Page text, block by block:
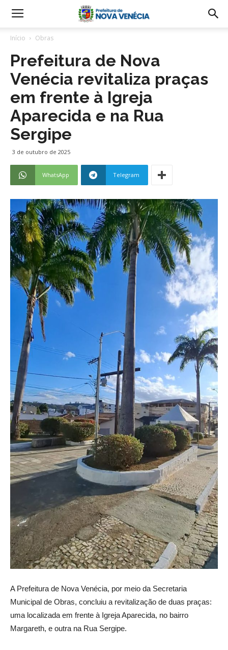
Início Obras
Prefeitura de Nova
Venécia revitaliza praças
em frente à Igreja
Aparecida e na Rua
Sergipe
3 de outubro de 2025
WhatsApp Telegram
A Prefeitura de Nova Venécia, por meio da Secretaria
Municipal de Obras, concluiu a revitalização de duas praças:
uma localizada em frente à Igreja Aparecida, no bairro
Margareth, e outra na Rua Sergipe.